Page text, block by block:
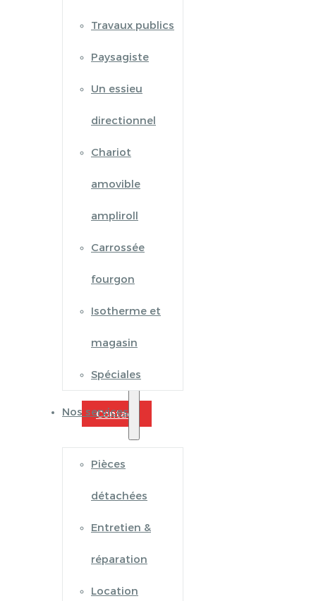
Travaux publics
Paysagiste
Un essieu
directionnel
Chariot
amovible
ampliroll
Carrossée
fourgon
Isotherme et
magasin
Spéciales
Nos services
Pièces
détachées
Entretien &
réparation
Location
Contact